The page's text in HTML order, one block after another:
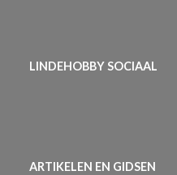
LINDEHOBBY SOCIAAL
ARTIKELEN EN GIDSEN